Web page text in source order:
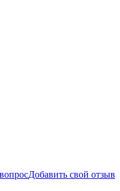
Добавить свой отзыв